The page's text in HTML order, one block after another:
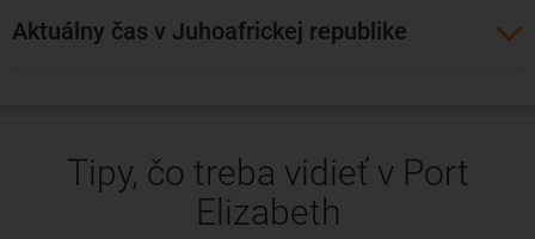
Aktuálny čas v Juhoafrickej republike
Tipy, čo treba vidieť v Port
Elizabeth